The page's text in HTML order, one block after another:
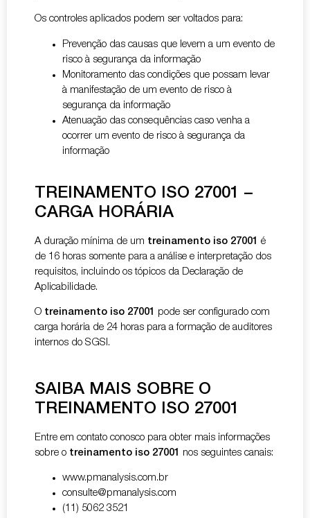
Os controles aplicados podem ser voltados para:
Prevenção das causas que levem a um evento de
risco à segurança da informação
Monitoramento das condições que possam levar
à manifestação de um evento de risco à
segurança da informação
Atenuação das consequências caso venha a
ocorrer um evento de risco à segurança da
informação
TREINAMENTO ISO 27001 –
CARGA HORÁRIA
A duração mínima de um treinamento iso 27001 é
de 16 horas somente para a análise e interpretação dos
requisitos, incluindo os tópicos da Declaração de
Aplicabilidade.
O treinamento iso 27001 pode ser configurado com
carga horária de 24 horas para a formação de auditores
internos do SGSI.
SAIBA MAIS SOBRE O
TREINAMENTO ISO 27001
Entre em contato conosco para obter mais informações
sobre o treinamento iso 27001 nos seguintes canais:
www.pmanalysis.com.br
consulte@pmanalysis.com
(11) 5062 3521